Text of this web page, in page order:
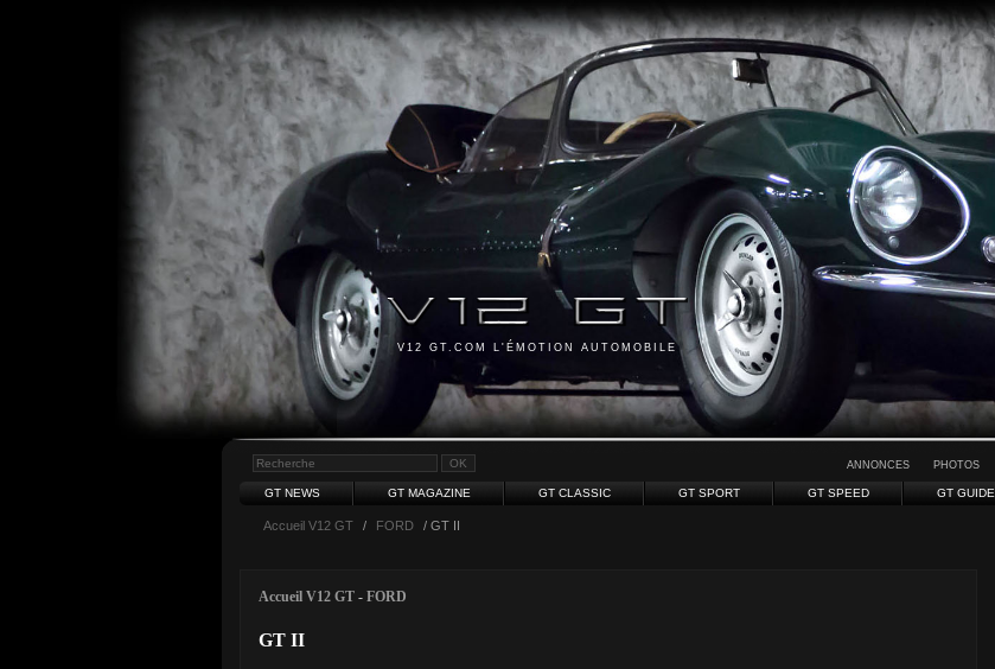
V12 GT.COM L'ÉMOTION AUTOMOBILE
ANNONCES PHOTOS
GT NEWS GT MAGAZINE GT CLASSIC GT SPORT GT SPEED GT GUIDE
Accueil V12 GT / FORD / GT II
Accueil V12 GT - FORD
GT II